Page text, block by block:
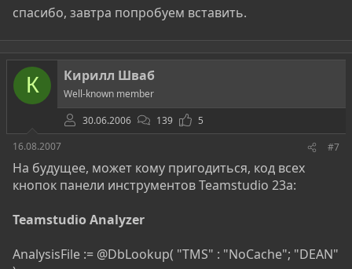
спасибо, завтра попробуем вставить.
К Кирилл Шваб
Well-known member
30.06.2006
139
5
16.08.2007
#7
На будущее, может кому пригодиться, код всех
кнопок панели инструментов Teamstudio 23a:
Teamstudio Analyzer
AnalysisFile := @DbLookup( "TMS" : "NoCache"; "DEAN"